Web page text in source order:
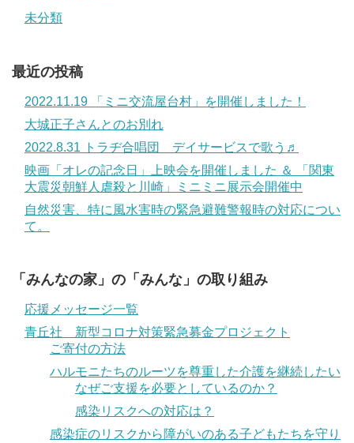
未分類
最近の投稿
2022.11.19 「ミニ交流屋台村」を開催しました！
大城正子さんとのお別れ
2022.8.31 トラヂ合唱団 デイサービスで歌う♬
映画「オレの記念日」上映会を開催しました ＆ 「関東
大震災朝鮮人虐殺と川崎」ミニミニ展示会開催中
自然災害、特に風水害時の緊急避難警報時の対応につい
て。
「みんなの家」の「みんな」の取り組み
応援メッセージ一覧
青丘社 新型コロナ対策緊急募金プロジェクト
ご寄付の方法
ハルモニたちのルーツを尊重した介護を継続したい
なぜご支援を必要としているのか？
感染リスクへの対応は？
感染症のリスクから障がいのある子どもたちを守り